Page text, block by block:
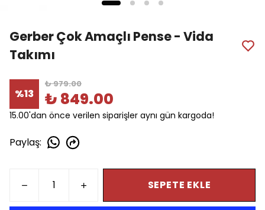
Gerber Çok Amaçlı Pense - Vida
Takımı
%13
₺ 979.00
₺ 849.00
15.00'dan önce verilen siparişler aynı gün kargoda!
Paylaş:
SEPETE EKLE